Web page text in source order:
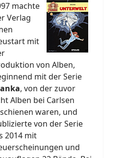
machte
Verlag
mit
von Alben,
mit der Serie
, von der zuvor
Alben bei Carlsen
waren, und
von der Serie
2014 mit
und